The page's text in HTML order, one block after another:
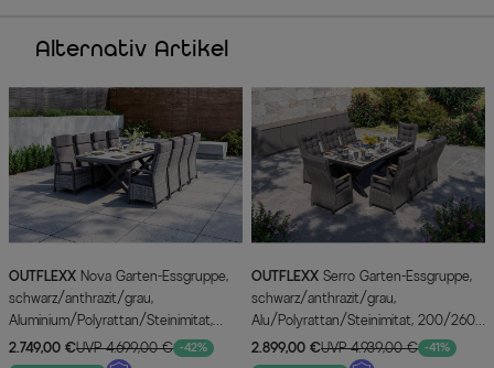
Alternativ Artikel
OUTFLEXX
schwarz/anthrazit/grau,
Aluminium/Polyrattan/Steinimitat,
Tisch 200/260 x 100 cm, 8
Diningsessel
2.749,00 €UVP 4.699,00 € -42%
OUTFLEXX
schwarz/anthrazit/grau,
Alu/Polyrattan/Steinimitat, 200/260
x 100 cm, 8 Diningsessel, FSC®-
zertifiziert, ausziehbar
2.899,00 €UVP 4.939,00 € -41%